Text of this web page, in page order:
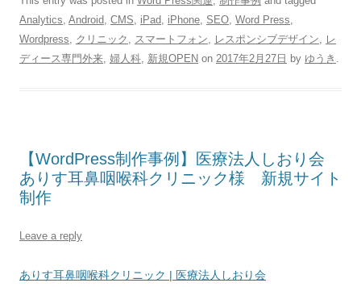
Analytics, Android, CMS, iPad, iPhone, SEO, Word Press,
Wordpress, クリニック , スマートフォン, レスポンシブデザイン, レ
ディース専門外来, 婦人科, 新規OPEN on 2017年2月27日 by ゆうき .
【WordPress制作事例】医療法人しおり会
ありす耳鼻咽喉科クリニック様 新規サイト
制作
Leave a reply
ありす耳鼻咽喉科クリニック | 医療法人しおり会